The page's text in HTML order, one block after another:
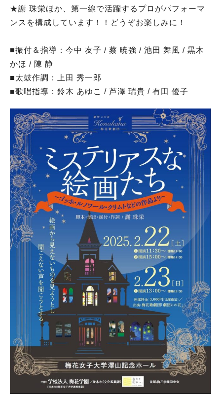
★謝 珠栄ほか、第一線で活躍するプロがパフォーマ
ンスを構成しています！！どうぞお楽しみに！
■振付＆指導：今中 友子 / 蔡 暁強 / 池田 舞風 / 黒木
かほ / 陳 静
■太鼓作調：上田 秀一郎
■歌唱指導：鈴木 あゆこ / 芦澤 瑞貴 / 有田 優子